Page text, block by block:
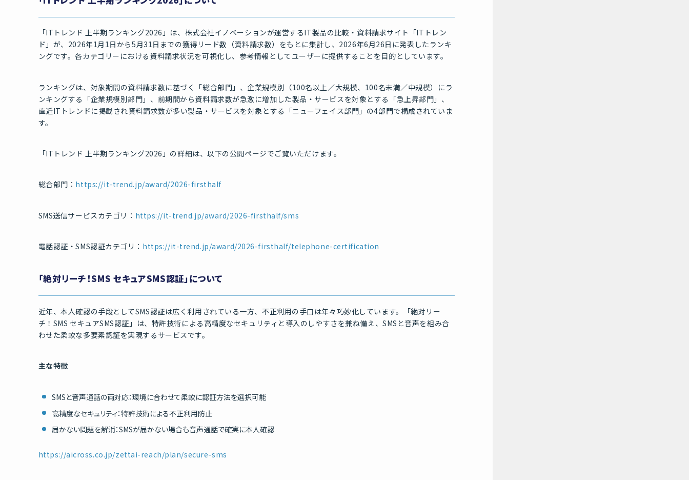
「ITトレンド 上半期ランキング2026」は、株式会社イノベーションが運営するIT製品の比較・資料請求サイト「ITトレン
ド」が、2026年1月1日から5月31日までの獲得リード数（資料請求数）をもとに集計し、2026年6月26日に発表したランキ
ングです。各カテゴリーにおける資料請求状況を可視化し、参考情報としてユーザーに提供することを目的としています。
ランキングは、対象期間の資料請求数に基づく「総合部門」、企業規模別（100名以上／大規模、100名未満／中規模）にラ
ンキングする「企業規模別部門」、前期間から資料請求数が急激に増加した製品・サービスを対象とする「急上昇部門」、
直近ITトレンドに掲載され資料請求数が多い製品・サービスを対象とする「ニューフェイス部門」の4部門で構成されていま
す。
「ITトレンド 上半期ランキング2026」の詳細は、以下の公開ページでご覧いただけます。
総合部門： https://it-trend.jp/award/2026-firsthalf
SMS送信サービスカテゴリ： https://it-trend.jp/award/2026-firsthalf/sms
電話認証・SMS認証カテゴリ： https://it-trend.jp/award/2026-firsthalf/telephone-certification
「絶対リーチ！SMS セキュアSMS認証」について
近年、本人確認の手段としてSMS認証は広く利用されている一方、不正利用の手口は年々巧妙化しています。「絶対リー
チ！SMS セキュアSMS認証」は、特許技術による高精度なセキュリティと導入のしやすさを兼ね備え、SMSと音声を組み合
わせた柔軟な多要素認証を実現するサービスです。
主な特徴
SMSと音声通話の両対応：環境に合わせて柔軟に認証方法を選択可能
高精度なセキュリティ：特許技術による不正利用防止
届かない問題を解消：SMSが届かない場合も音声通話で確実に本人確認
https://aicross.co.jp/zettai-reach/plan/secure-sms